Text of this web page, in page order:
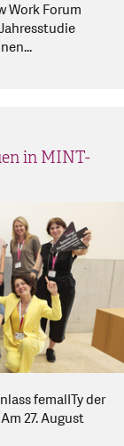
Work Forum
in MINT-
femalITy der
27. August